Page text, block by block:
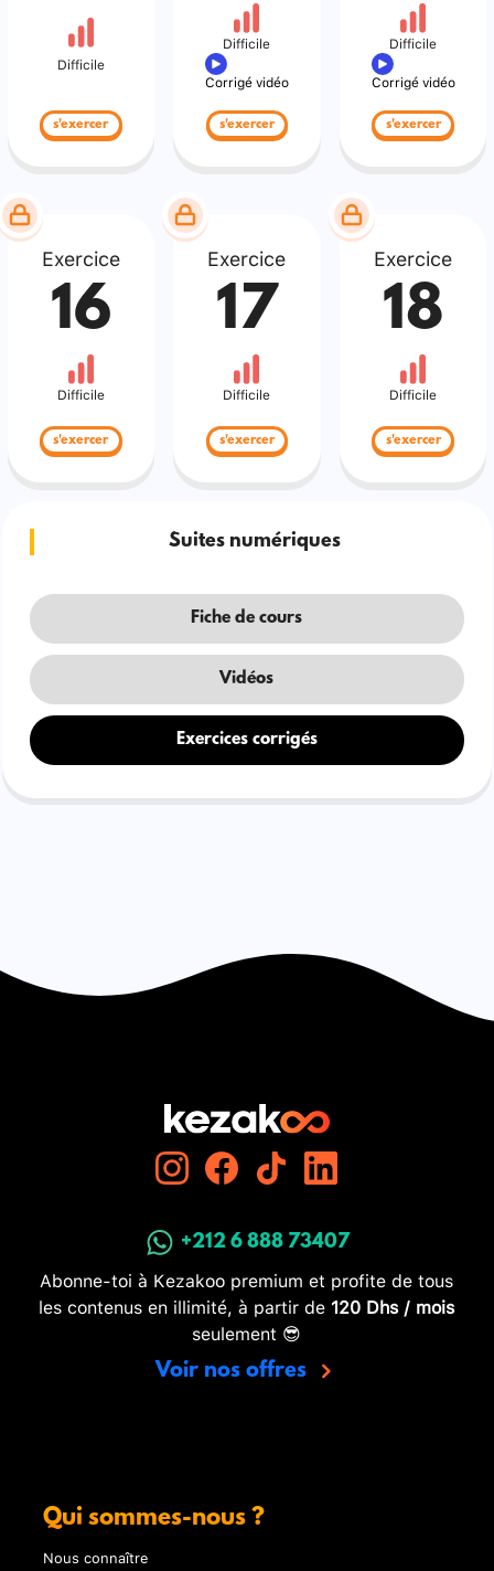
Difficile
s'exercer
Difficile
Corrigé vidéo
s'exercer
Difficile
Corrigé vidéo
s'exercer
Exercice
16
Difficile
s'exercer
Exercice
17
Difficile
s'exercer
Exercice
18
Difficile
s'exercer
Suites numériques
Fiche de cours
Vidéos
Exercices corrigés
+212 6 888 73407
Abonne-toi à Kezakoo premium et profite de tous
les contenus en illimité, à partir de 120 Dhs / mois
seulement 😎
Voir nos offres
Qui sommes-nous ?
Nous connaître